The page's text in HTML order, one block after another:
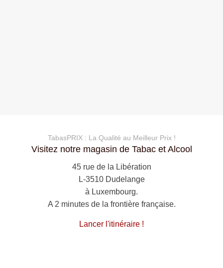
TabasPRIX : La Qualité au Meilleur Prix !
Visitez notre magasin de Tabac et Alcool
45 rue de la Libération
L-3510 Dudelange
à Luxembourg.
A 2 minutes de la frontière française.
Lancer l'itinéraire !